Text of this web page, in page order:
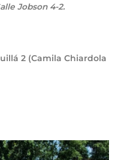
Jobson 4-2.
2 (Camila Chiardola